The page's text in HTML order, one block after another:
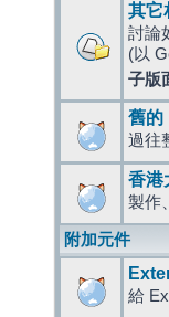
其它
討論
(以
子版
舊的
過往
香港
製作
附加元件
給